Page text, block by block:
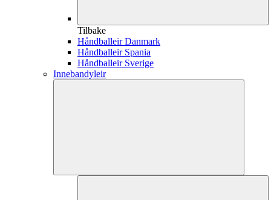
Tilbake
Håndballeir Danmark
Håndballeir Spania
Håndballeir Sverige
Innebandyleir